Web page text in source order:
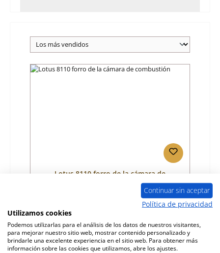
Lotus 8110 forro de la cámara de
01064025
Precio normal:
583,84 €
tiempo de entrega aprox. 2-3 semanas
Continuar sin aceptar
Política de privacidad
Utilizamos cookies
Podemos utilizarlas para el análisis de los datos de nuestros visitantes,
para mejorar nuestro sitio web, mostrar contenido personalizado y
brindarle una excelente experiencia en el sitio web. Para obtener más
información sobre las cookies que utilizamos, abre los ajustes.